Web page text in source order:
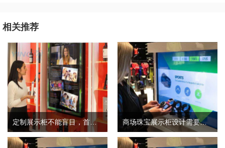
相关推荐
定制展示柜不能盲目，首先要考虑这几点 商场珠宝展示柜设计需要考虑三个因素和细节